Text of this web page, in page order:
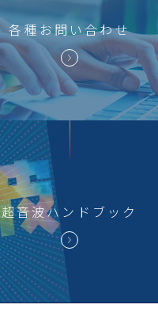
各種お問い合わせ
超音波ハンドブック